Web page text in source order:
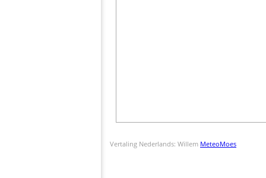
Vertaling Nederlands: Willem MeteoMoes